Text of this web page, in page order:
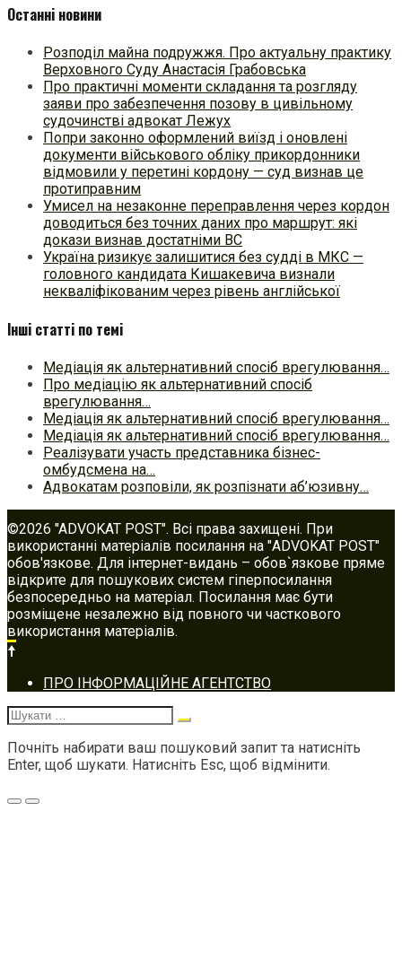
Останні новини
Розподіл майна подружжя. Про актуальну практику
Верховного Суду Анастасія Грабовська
Про практичні моменти складання та розгляду
заяви про забезпечення позову в цивільному
судочинстві адвокат Лежух
Попри законно оформлений виїзд і оновлені
документи військового обліку прикордонники
відмовили у перетині кордону — суд визнав це
протиправним
Умисел на незаконне переправлення через кордон
доводиться без точних даних про маршрут: які
докази визнав достатніми ВС
Україна ризикує залишитися без судді в МКС —
головного кандидата Кишакевича визнали
некваліфікованим через рівень англійської
Інші статті по темі
Медіація як альтернативний спосіб врегулювання…
Про медіацію як альтернативний спосіб
врегулювання…
Медіація як альтернативний спосіб врегулювання…
Медіація як альтернативний спосіб врегулювання…
Реалізувати участь представника бізнес-
омбудсмена на…
Адвокатам розповіли, як розпізнати аб’юзивну…
©2026 "ADVOKAT POST". Всі права захищені. При
використанні матеріалів посилання на "ADVOKAT POST"
обов'язкове. Для інтернет-видань – обов`язкове пряме
відкрите для пошукових систем гіперпосилання
безпосередньо на матеріал. Посилання має бути
розміщене незалежно від повного чи часткового
використання матеріалів.
Footer
navigation
ПРО ІНФОРМАЦІЙНЕ АГЕНТСТВО
Шукати:
Почніть набирати ваш пошуковий запит та натисніть
Enter, щоб шукати. Натисніть Esc, щоб відмінити.
Меню